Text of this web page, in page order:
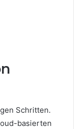
Schritten.
basierten